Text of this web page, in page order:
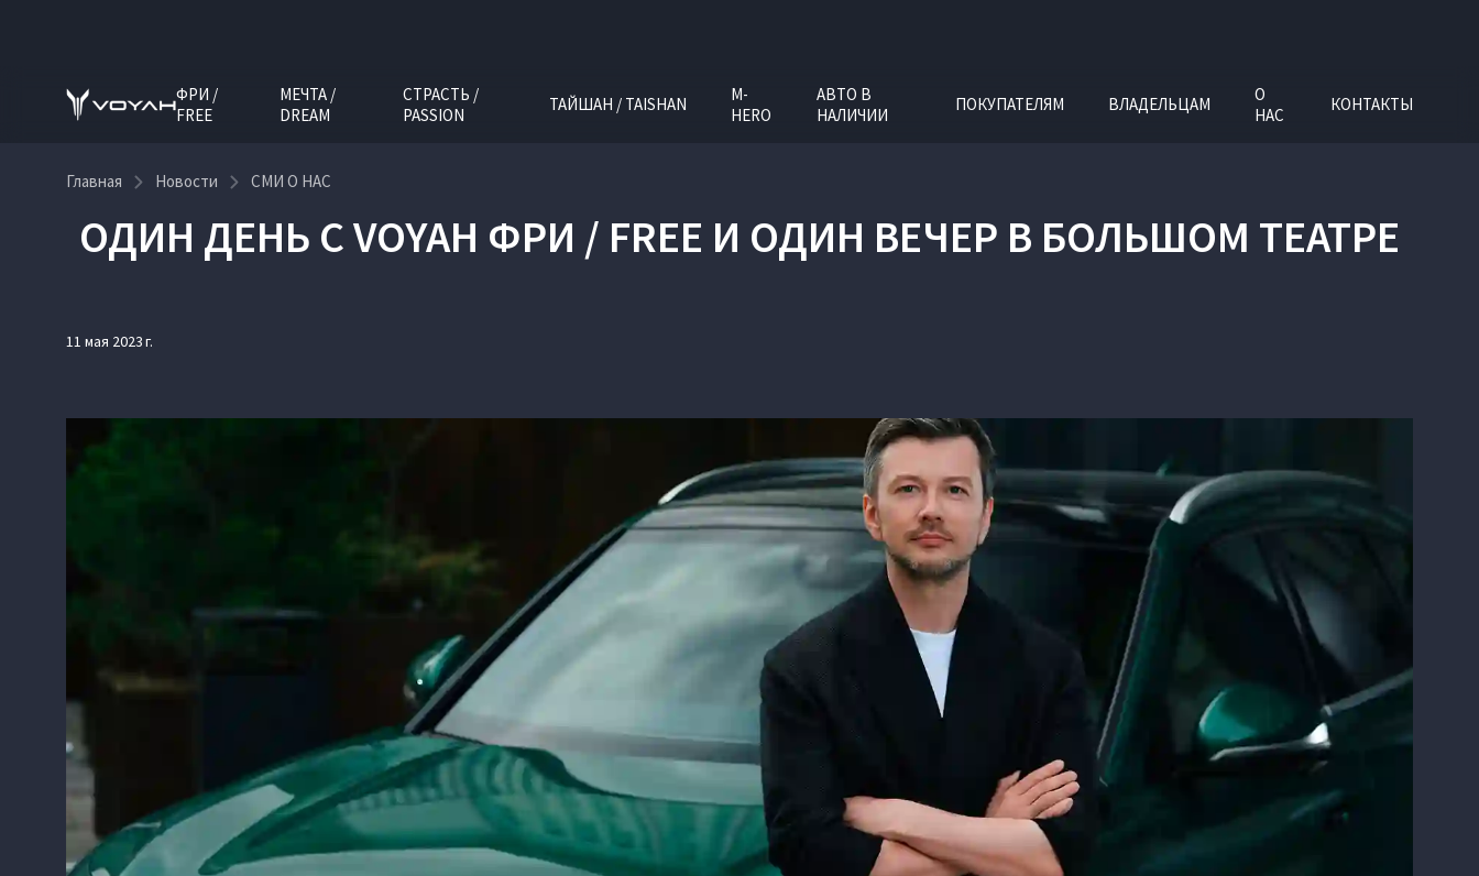
ФРИ /
FREE
МЕЧТА /
DREAM
СТРАСТЬ /
PASSION
ТАЙШАН / TAISHAN
M-
HERO
АВТО В
НАЛИЧИИ
ПОКУПАТЕЛЯМ ВЛАДЕЛЬЦАМ
О
НАС
КОНТАКТЫ
Главная Новости СМИ О НАС
ОДИН ДЕНЬ С VOYAH ФРИ / FREE И ОДИН ВЕЧЕР В БОЛЬШОМ ТЕАТРЕ
11 мая 2023 г.